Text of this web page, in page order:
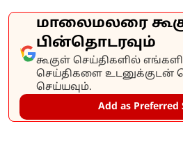
மாலைமலரை
பின்தொடரவும்
கூகுள் செய்திகளில்
செய்திகளை உடனுக்குடன்
செய்யவும்.
Add as Preferred